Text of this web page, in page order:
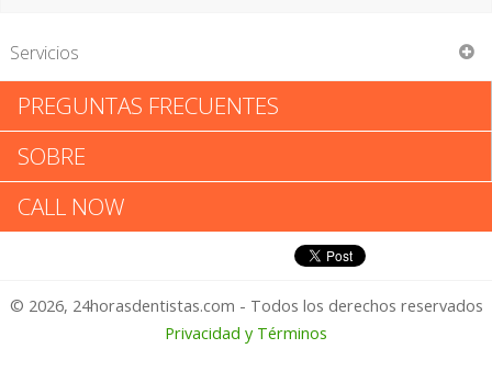
Servicios
Richard Francis Goliber DMD
Richard Francis Goliber DMD:
Califica tu Experiencia
1 – No Feliz
PREGUNTAS FRECUENTES
SOBRE
CALL NOW
© 2026, 24horasdentistas.com - Todos los derechos reservados
Privacidad y Términos